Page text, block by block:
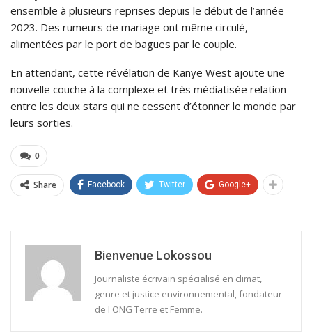
ensemble à plusieurs reprises depuis le début de l’année
2023. Des rumeurs de mariage ont même circulé,
alimentées par le port de bagues par le couple.
En attendant, cette révélation de Kanye West ajoute une
nouvelle couche à la complexe et très médiatisée relation
entre les deux stars qui ne cessent d’étonner le monde par
leurs sorties.
0
Share Facebook Twitter Google+
Bienvenue Lokossou
Journaliste écrivain spécialisé en climat,
genre et justice environnemental, fondateur
de l'ONG Terre et Femme.